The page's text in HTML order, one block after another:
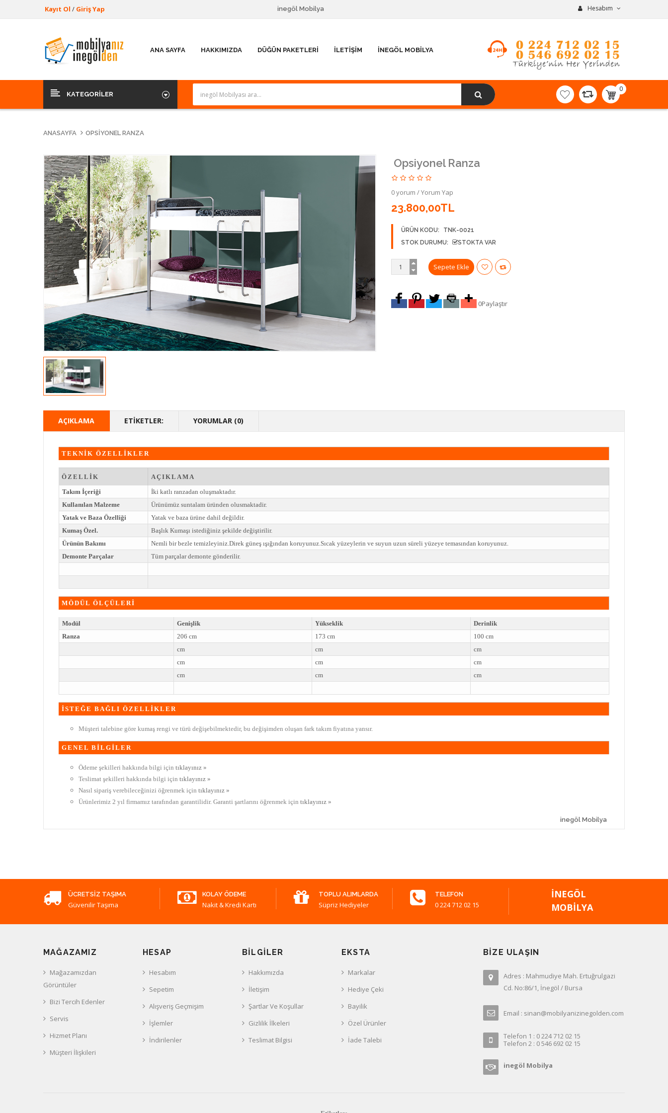
inegöl Mobilya
Kayıt Ol / Giriş Yap Hesabım
ANA SAYFA HAKKIMIZDA DÜĞÜN PAKETLERI İLETIŞIM İNEGÖL MOBILYA
KATEGORILER
0
item(s)
-
ANASAYFA OPSIYONEL RANZA
Opsiyonel Ranza
0 yorum /Yorum Yap
23.800,00TL
ÜRÜN KODU:
TNK-0021
STOK DURUMU:
STOKTA VAR
0Paylaştır
AÇIKLAMA ETIKETLER: YORUMLAR (0)
TEKNİK ÖZELLİKLER
ÖZELLİK
AÇIKLAMA
Takım İçeriği
İki katlı ranzadan oluşmaktadır.
Kullanılan Malzeme
Ürünümüz suntalam üründen olusmaktadir.
Yatak ve Baza Özelliği
Yatak ve baza ürüne dahil değildir.
Kumaş Özel.
Başlık Kumaşı istediğiniz şekilde değiştirilir.
Ürünün Bakımı
Nemli bir bezle temizleyiniz.Direk güneş ışığından koruyunuz.Sıcak yüzeylerin ve suyun uzun süreli yüzeye temasından koruyunuz.
Demonte Parçalar
Tüm parçalar demonte gönderilir.
MÖDÜL ÖLÇÜLERİ
Modül Genişlik Yükseklik
Derinlik
Ranza
206 cm 173 cm
100 cm
cm
cm
cm
cm
cm
cm
cm
cm cm
İSTEĞE BAĞLI ÖZELLİKLER
Müşteri talebine göre kumaş rengi ve türü değişebilmektedir, bu değişimden oluşan fark takım fiyatına yansır.
GENEL BİLGİLER
Ödeme şekilleri hakkında bilgi için tıklayınız »
Teslimat şekilleri hakkında bilgi için tıklayınız »
Nasıl sipariş verebileceğinizi öğrenmek için tıklayınız »
Ürünlerimiz 2 yıl firmamız tarafından garantilidir. Garanti şartlarını öğrenmek için tıklayınız »
inegöl Mobilya
ÜCRETSIZ TAŞIMA
Güvenilir Taşıma
KOLAY ÖDEME
Nakit & Kredi Kartı
TOPLU ALIMLARDA
Süpriz Hediyeler
TELEFON
0 224 712 02 15
İNEGÖL
MOBILYA
MAĞAZAMIZ
Mağazamızdan
Görüntüler
Bizi Tercih Edenler
Servis
Hizmet Planı
Müşteri İlişkileri
HESAP
Hesabım
Sepetim
Alışveriş Geçmişim
İşlemler
İndirilenler
BILGILER
Hakkımızda
İletişim
Şartlar Ve Koşullar
Gizlilik İlkeleri
Teslimat Bilgisi
EKSTA
Markalar
Hediye Çeki
Bayilik
Özel Ürünler
İade Talebi
BIZE ULAŞIN
Adres : Mahmudiye Mah. Ertuğrulgazi
Cd. No:86/1, İnegöl / Bursa
Email : sinan@mobilyanizinegolden.com
Telefon 1 : 0 224 712 02 15
Telefon 2 : 0 546 692 02 15
inegöl Mobilya